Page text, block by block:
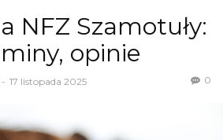
NFZ Szamotuły:
opinie
- 17 listopada 2025 0